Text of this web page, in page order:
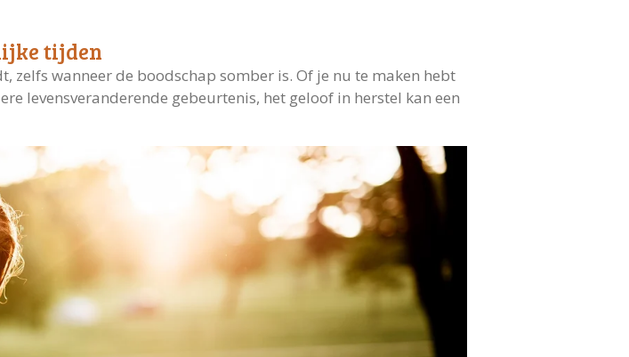
tijden
zelfs wanneer de boodschap somber is. Of je nu te maken hebt
levensveranderende gebeurtenis, het geloof in herstel kan een